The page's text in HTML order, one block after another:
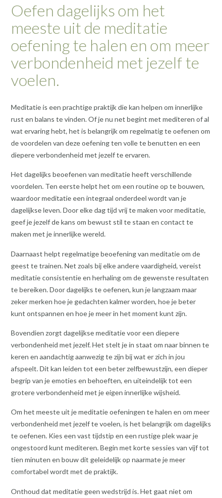
Oefen dagelijks om het
meeste uit de meditatie
oefening te halen en om meer
verbondenheid met jezelf te
voelen.
Meditatie is een prachtige praktijk die kan helpen om innerlijke
rust en balans te vinden. Of je nu net begint met mediteren of al
wat ervaring hebt, het is belangrijk om regelmatig te oefenen om
de voordelen van deze oefening ten volle te benutten en een
diepere verbondenheid met jezelf te ervaren.
Het dagelijks beoefenen van meditatie heeft verschillende
voordelen. Ten eerste helpt het om een routine op te bouwen,
waardoor meditatie een integraal onderdeel wordt van je
dagelijkse leven. Door elke dag tijd vrij te maken voor meditatie,
geef je jezelf de kans om bewust stil te staan en contact te
maken met je innerlijke wereld.
Daarnaast helpt regelmatige beoefening van meditatie om de
geest te trainen. Net zoals bij elke andere vaardigheid, vereist
meditatie consistentie en herhaling om de gewenste resultaten
te bereiken. Door dagelijks te oefenen, kun je langzaam maar
zeker merken hoe je gedachten kalmer worden, hoe je beter
kunt ontspannen en hoe je meer in het moment kunt zijn.
Bovendien zorgt dagelijkse meditatie voor een diepere
verbondenheid met jezelf. Het stelt je in staat om naar binnen te
keren en aandachtig aanwezig te zijn bij wat er zich in jou
afspeelt. Dit kan leiden tot een beter zelfbewustzijn, een dieper
begrip van je emoties en behoeften, en uiteindelijk tot een
grotere verbondenheid met je eigen innerlijke wijsheid.
Om het meeste uit je meditatie oefeningen te halen en om meer
verbondenheid met jezelf te voelen, is het belangrijk om dagelijks
te oefenen. Kies een vast tijdstip en een rustige plek waar je
ongestoord kunt mediteren. Begin met korte sessies van vijf tot
tien minuten en bouw dit geleidelijk op naarmate je meer
comfortabel wordt met de praktijk.
Onthoud dat meditatie geen wedstrijd is. Het gaat niet om